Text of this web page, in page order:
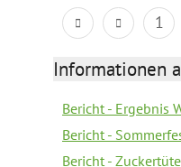
1
Informationen
Bericht - Ergebnis
Bericht -
Bericht -